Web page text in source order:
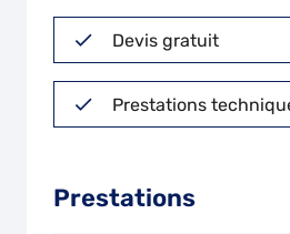
Devis gratuit
Prestations
Prestations